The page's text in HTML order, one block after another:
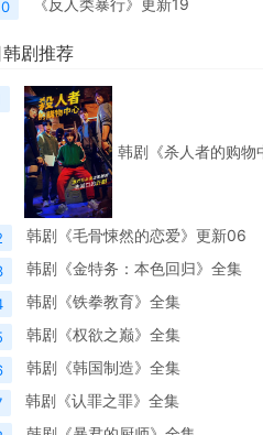
《反人类暴行》更新19
韩剧推荐
韩剧《毛骨悚然的恋爱》更新06
韩剧《金特务：本色回归》全集
韩剧《铁拳教育》全集
韩剧《权欲之巅》全集
韩剧《韩国制造》全集
韩剧《认罪之罪》全集